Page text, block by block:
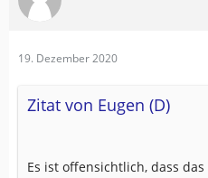
19. Dezember 2020
Zitat von Eugen (D)
Es ist offensichtlich, dass